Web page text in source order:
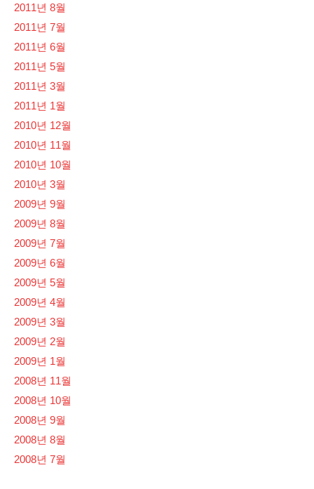
2011년 8월
2011년 7월
2011년 6월
2011년 5월
2011년 3월
2011년 1월
2010년 12월
2010년 11월
2010년 10월
2010년 3월
2009년 9월
2009년 8월
2009년 7월
2009년 6월
2009년 5월
2009년 4월
2009년 3월
2009년 2월
2009년 1월
2008년 11월
2008년 10월
2008년 9월
2008년 8월
2008년 7월